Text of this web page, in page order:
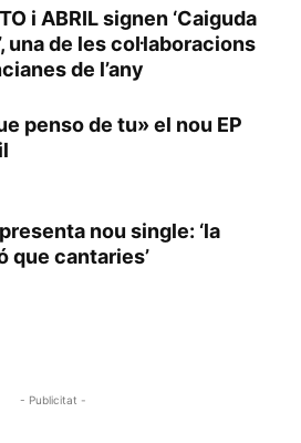
i ABRIL signen ‘Caiguda
una de les col·laboracions
de l’any
penso de tu» el nou EP
nou single: ‘la
que cantaries’
- Publicitat -